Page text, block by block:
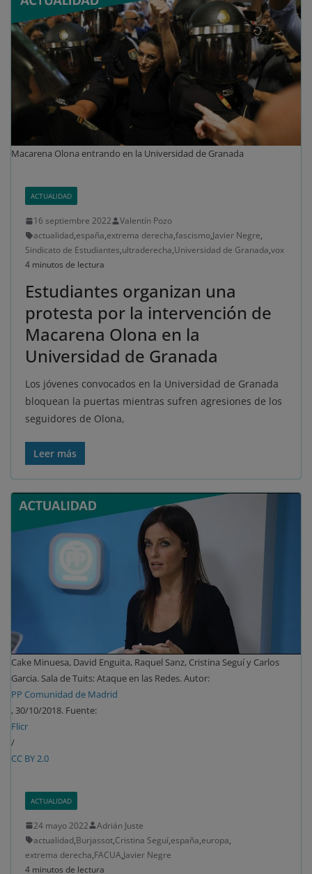
Macarena Olona entrando en la Universidad de Granada
ACTUALIDAD
16 septiembre 2022
Valentín Pozo
actualidad,españa,extrema derecha,fascismo,Javier Negre,
Sindicato de Estudiantes,ultraderecha,Universidad de Granada,vox
4 minutos de lectura
Estudiantes organizan una
protesta por la intervención de
Macarena Olona en la
Universidad de Granada
Los jóvenes convocados en la Universidad de Granada
bloquean la puertas mientras sufren agresiones de los
seguidores de Olona,
Leer más
Cake Minuesa, David Enguita, Raquel Sanz, Cristina Seguí y Carlos
Garcia. Sala de Tuits: Ataque en las Redes. Autor:
PP Comunidad de Madrid
, 30/10/2018. Fuente:
Flicr
/
CC BY 2.0
ACTUALIDAD
24 mayo 2022
Adrián Juste
actualidad,Burjassot,Cristina Seguí,españa,europa,
extrema derecha,FACUA,Javier Negre
4 minutos de lectura